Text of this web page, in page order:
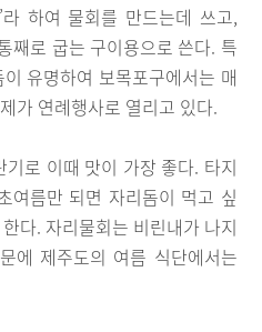
하여 물회를 만드는데 쓰고,
째로 굽는 구이용으로 쓴다. 특
유명하여 보목포구에서는 매
가 연례행사로 열리고 있다.
로 이때 맛이 가장 좋다. 타지
여름만 되면 자리돔이 먹고 싶
다. 자리물회는 비린내가 나지
에 제주도의 여름 식단에서는